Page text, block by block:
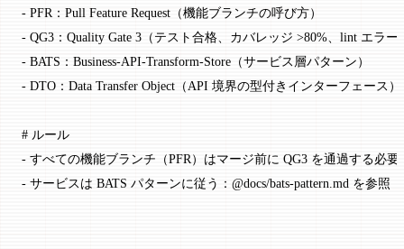
- PFR：Pull Feature Request（機能ブランチの呼び方）
- QG3：Quality Gate 3（テスト合格、カバレッジ >80%、lint エラー
- BATS：Business-API-Transform-Store（サービス層パターン）
- DTO：Data Transfer Object（API 境界の型付きインターフェース）
# ルール
- すべての機能ブランチ（PFR）はマージ前に QG3 を通過する必要
- サービスは BATS パターンに従う：@docs/bats-pattern.md を参照